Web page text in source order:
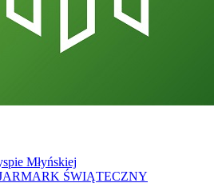
Młyńskiej
ŚWIĄTECZNY